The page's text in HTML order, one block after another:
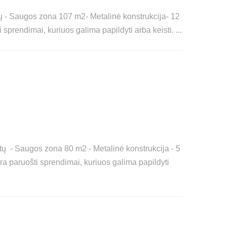
Saugos zona 107 m2- Metalinė konstrukcija- 12
kuriuos galima papildyti arba keisti.
- Saugos zona 80 m2 - Metalinė konstrukcija - 5
paruošti sprendimai, kuriuos galima papildyti